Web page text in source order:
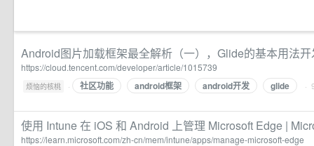
Android图片加载框架最全解析（一），Glide的基本用法
https://cloud.tencent.com/developer/article/1015739
烦恼的核桃 · 社区功能 android框架 android开发 glide ·
使用 Intune 在 iOS 和 Android 上管理 Microsoft Edge |
https://learn.microsoft.com/zh-cn/mem/intune/apps/manage-microsoft-edge